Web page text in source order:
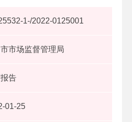
1-/2022-0125001
市场监督管理局
告
01-25